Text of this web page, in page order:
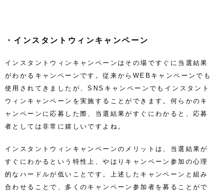
・インスタントウィンキャンペーン
インスタントウィンキャンペーンはその場ですぐに当選結果
がわかるキャンペーンです。従来から WEBキャンペーンでも
使用されてきましたが、SNSキャンペーンでもインスタント
ウィンキャンペーンを実施することができます。何らかのキ
ャンペーンに応募した際、当選結果がすぐにわかると、応募
者としては非常に嬉しいですよね。
インスタントウィンキャンペーンのメリットは、当選結果が
すぐにわかるという特性上、やはりキャンペーン参加の心理
的なハードルが低いことです。上述したキャンペーンと組み
合わせることで、多くのキャンペーン参加者を募ることがで